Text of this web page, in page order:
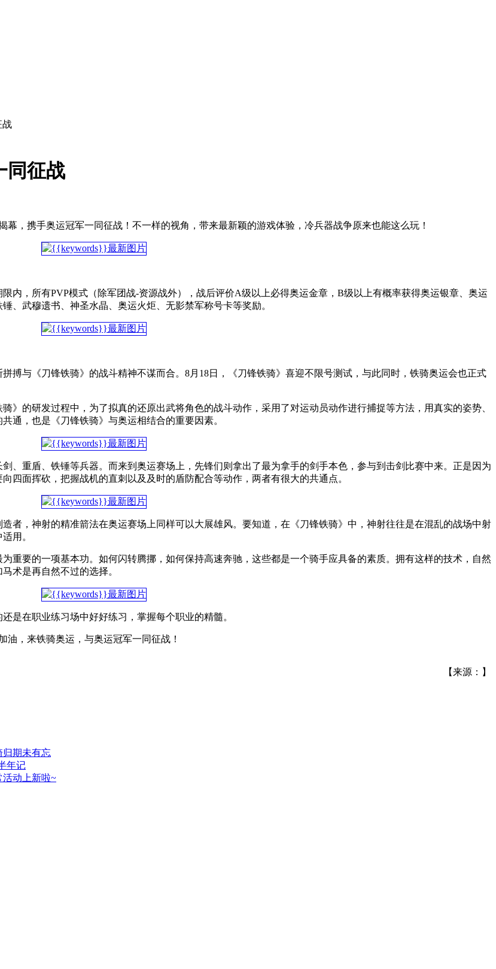
战
同征战
携手奥运冠军一同征战！不一样的视角，带来最新颖的游戏体验，冷兵器战争原来也能这么玩！
内，所有PVP模式（除军团战-资源战外），战后评价A级以上必得奥运金章，B级以上有概率获得奥运银章、奥运
、武穆遗书、神圣水晶、奥运火炬、无影禁军称号卡等奖励。
搏与《刀锋铁骑》的战斗精神不谋而合。8月18日，《刀锋铁骑》喜迎不限号测试，与此同时，铁骑奥运会也正式
》的研发过程中，为了拟真的还原出武将角色的战斗动作，采用了对运动员动作进行捕捉等方法，用真实的姿势、
通，也是《刀锋铁骑》与奥运相结合的重要因素。
、重盾、铁锤等兵器。而来到奥运赛场上，先锋们则拿出了最为拿手的剑手本色，参与到击剑比赛中来。正是因为
四面挥砍，把握战机的直刺以及及时的盾防配合等动作，两者有很大的共通点。
者，神射的精准箭法在奥运赛场上同样可以大展雄风。要知道，在《刀锋铁骑》中，神射往往是在混乱的战场中射
用。
重要的一项基本功。如何闪转腾挪，如何保持高速奔驰，这些都是一个骑手应具备的素质。拥有这样的技术，自然
术是再自然不过的选择。
是在职业练习场中好好练习，掌握每个职业的精髓。
，来铁骑奥运，与奥运冠军一同征战！
【来源：】
归期未有忘
年记
活动上新啦~